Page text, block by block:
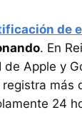
de
. En
de Apple y
más
24